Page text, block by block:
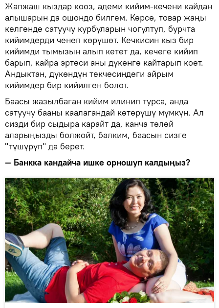
Жапжаш кыздар кооз, адеми кийим-кечени кайдан
алышарын да ошондо билгем. Көрсө, товар жаңы
келгенде сатуучу курбуларын чогултуп, бурчта
кийимдерди ченеп көрүшөт. Кечкисин кыз бир
кийимди тымызын алып кетет да, кечеге кийип
барып, кайра эртеси аны дүкөнгө кайтарып коет.
Андыктан, дүкөндүн текчесиндеги айрым
кийимдер бир кийилген болот.
Баасы жазылбаган кийим илинип турса, анда
сатуучу бааны каалагандай көтөрүшү мүмкүн. Ал
сизди бир сыдыра карайт да, канча төлөй
аларыңызды болжойт, балким, баасын сизге
"түшүрүп" да берет.
— Банкка кандайча ишке орношуп калдыңыз?